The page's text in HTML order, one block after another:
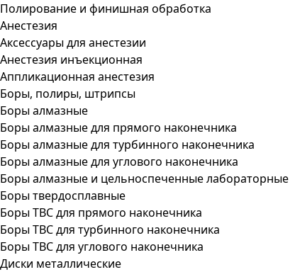
Полирование и финишная обработка
Анестезия
Аксессуары для анестезии
Анестезия инъекционная
Аппликационная анестезия
Боры, полиры, штрипсы
Боры алмазные
Боры алмазные для прямого наконечника
Боры алмазные для турбинного наконечника
Боры алмазные для углового наконечника
Боры алмазные и цельноспеченные лабораторные
Боры твердосплавные
Боры ТВС для прямого наконечника
Боры ТВС для турбинного наконечника
Боры ТВС для углового наконечника
Диски металлические